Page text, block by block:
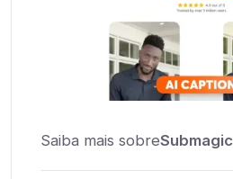
Saiba mais sobreSubmagic